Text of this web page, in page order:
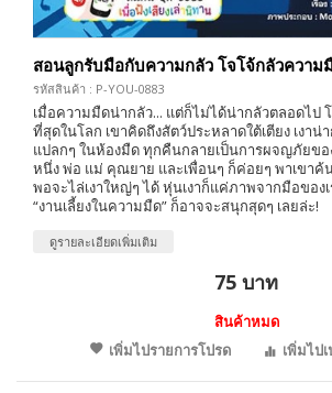
สอนลูกรับมือกับความกลัว โจโจ้กลัวความ
รหัสสินค้า : P-YOU-0883
เมื่อความมืดน่ากลัว... แต่ก็ไม่ได้น่ากลัวตลอดไป
ที่สุดในโลก เขาคิดถึงสัตว์ประหลาดใต้เตียง เงาน่
แปลกๆ ในห้องมืด ทุกคืนกลายเป็นการผจญภัยขอ
หนึ่ง พ่อ แม่ คุณยาย และเพื่อนๆ ก็ค่อยๆ พาเขาค้น
พอจะไล่เงาใหญ่ๆ ได้ หุ่นเงาก็แค่ภาพจากมือของ
“งานเลี้ยงในความมืด” ก็อาจจะสนุกสุดๆ เลยล่ะ!
ดูรายละเอียดเพิ่มเติม
75 บาท
สินค้าหมด
เพิ่มไปรายการโปรด
เพิ่มไป